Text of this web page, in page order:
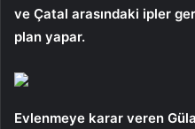
ve Çatal arasındaki ipler
plan yapar.
Evlenmeye karar veren